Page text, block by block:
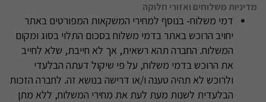
מדיניות משלוחים ואזורי חלוקה
דמי משלוח- בנוסף למחירי המשקאות המפורטים באתר
יחויב הרוכש באתר בדמי משלוח בסכום התלוי בסוג ומקום
המשלוח. החברה תהא רשאית, אך לא חייבת, שלא לחייב
את הרוכש בדמי משלוח, על פי שיקול דעתה הבלעדי
ולרוכש לא תהיה טענה ו/או דרישה בנושא זה. לחברה הזכות
הבלעדית לשנות מעת לעת את מחירי המשלוח, ללא מתן